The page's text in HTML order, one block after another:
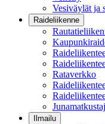
Vesiväylät ja
Raideliikenne
Rataverkko
Ilmailu